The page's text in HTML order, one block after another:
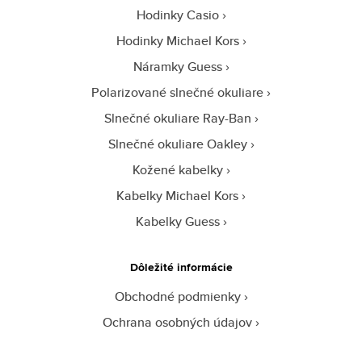
Hodinky Casio
Hodinky Michael Kors
Náramky Guess
Polarizované slnečné okuliare
Slnečné okuliare Ray-Ban
Slnečné okuliare Oakley
Kožené kabelky
Kabelky Michael Kors
Kabelky Guess
Dôležité informácie
Obchodné podmienky
Ochrana osobných údajov